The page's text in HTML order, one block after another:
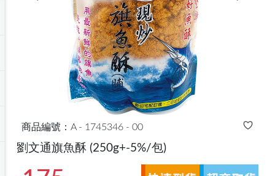
箱購飲料
商品編號：A - 1745346 - 00
劉文通旗魚酥 (250g+-5%/包)